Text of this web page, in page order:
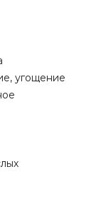
угощение